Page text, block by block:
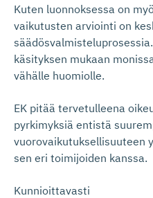
Kuten luonnoksessa on
vaikutusten arviointi on
käsityksen mukaan
vähälle huomiolle.
EK pitää tervetulleena
pyrkimyksiä entistä
vuorovaikutuksellisuuteen
sen eri toimijoiden kanssa.
Kunnioittavasti